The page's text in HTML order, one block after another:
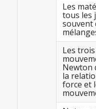
Les
tous les
souvent
Les
Newton
la
force et